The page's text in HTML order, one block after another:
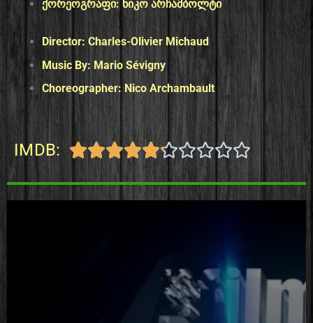
ქორეოგრაფი: ნიკო არჩამბოლტი
Director: Charles-Olivier Michaud
Music By: Mario Sévigny
Choreographer: Nico Archambault
IMDB: 